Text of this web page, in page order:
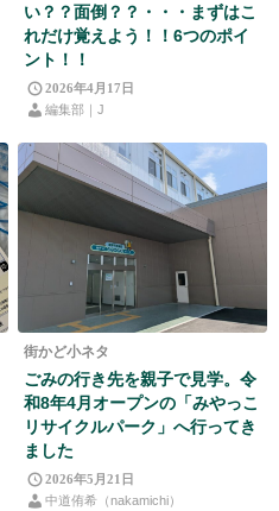
い？？面倒？？・・・まずはこ
れだけ覚えよう！！6つのポイ
ント！！
2026年4月17日
編集部｜J
街かど小ネタ
ごみの行き先を親子で見学。令
和8年4月オープンの「みやっこ
リサイクルパーク」へ行ってき
ました
2026年5月21日
中道侑希（nakamichi）